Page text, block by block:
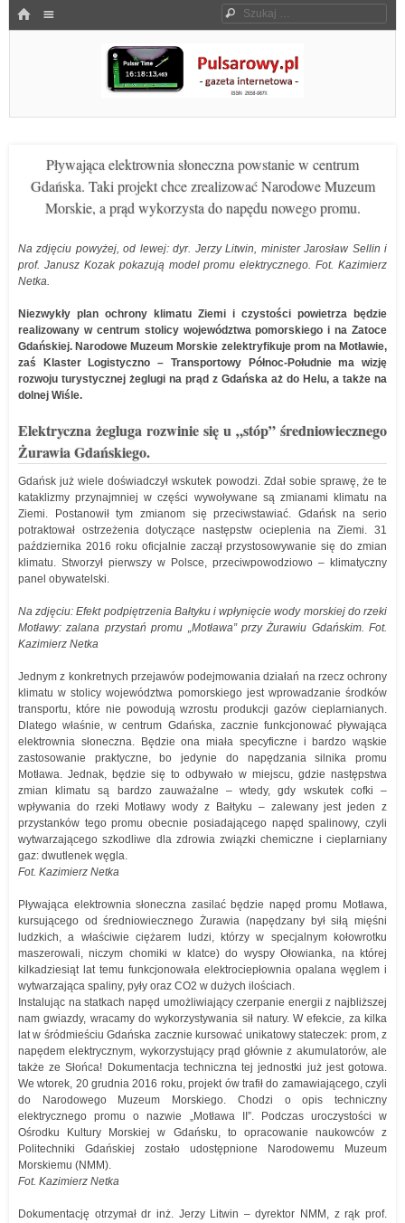
HOME Szukaj
Pulsarowy.pl
Pływająca elektrownia słoneczna powstanie w centrum
Gdańska. Taki projekt chce zrealizować Narodowe Muzeum
Morskie, a prąd wykorzysta do napędu nowego promu.
Na zdjęciu powyżej, od lewej: dyr. Jerzy Litwin, minister Jarosław Sellin i
prof. Janusz Kozak pokazują model promu elektrycznego. Fot. Kazimierz
Netka.
Niezwykły plan ochrony klimatu Ziemi i czystości powietrza będzie
realizowany w centrum stolicy województwa pomorskiego i na Zatoce
Gdańskiej. Narodowe Muzeum Morskie zelektryfikuje prom na Motławie,
zaś Klaster Logistyczno – Transportowy Północ-Południe ma wizję
rozwoju turystycznej żeglugi na prąd z Gdańska aż do Helu, a także na
dolnej Wiśle.
Elektryczna żegluga rozwinie się u „stóp” średniowiecznego
Żurawia Gdańskiego.
Gdańsk już wiele doświadczył wskutek powodzi. Zdał sobie sprawę, że te
kataklizmy przynajmniej w części wywoływane są zmianami klimatu na
Ziemi. Postanowił tym zmianom się przeciwstawiać. Gdańsk na serio
potraktował ostrzeżenia dotyczące następstw ocieplenia na Ziemi. 31
października 2016 roku oficjalnie zaczął przystosowywanie się do zmian
klimatu. Stworzył pierwszy w Polsce, przeciwpowodziowo – klimatyczny
panel obywatelski.
Na zdjęciu: Efekt podpiętrzenia Bałtyku i wpłynięcie wody morskiej do rzeki
Motławy: zalana przystań promu „Motława” przy Żurawiu Gdańskim. Fot.
Kazimierz Netka
Jednym z konkretnych przejawów podejmowania działań na rzecz ochrony
klimatu w stolicy województwa pomorskiego jest wprowadzanie środków
transportu, które nie powodują wzrostu produkcji gazów cieplarnianych.
Dlatego właśnie, w centrum Gdańska, zacznie funkcjonować pływająca
elektrownia słoneczna. Będzie ona miała specyficzne i bardzo wąskie
zastosowanie praktyczne, bo jedynie do napędzania silnika promu
Motława. Jednak, będzie się to odbywało w miejscu, gdzie następstwa
zmian klimatu są bardzo zauważalne – wtedy, gdy wskutek cofki –
wpływania do rzeki Motławy wody z Bałtyku – zalewany jest jeden z
przystanków tego promu obecnie posiadającego napęd spalinowy, czyli
wytwarzającego szkodliwe dla zdrowia związki chemiczne i cieplarniany
gaz: dwutlenek węgla.
Fot. Kazimierz Netka
Pływająca elektrownia słoneczna zasilać będzie napęd promu Motława,
kursującego od średniowiecznego Żurawia (napędzany był siłą mięśni
ludzkich, a właściwie ciężarem ludzi, którzy w specjalnym kołowrotku
maszerowali, niczym chomiki w klatce) do wyspy Ołowianka, na której
kilkadziesiąt lat temu funkcjonowała elektrociepłownia opalana węglem i
wytwarzająca spaliny, pyły oraz CO2 w dużych ilościach.
Instalując na statkach napęd umożliwiający czerpanie energii z najbliższej
nam gwiazdy, wracamy do wykorzystywania sił natury. W efekcie, za kilka
lat w śródmieściu Gdańska zacznie kursować unikatowy stateczek: prom, z
napędem elektrycznym, wykorzystujący prąd głównie z akumulatorów, ale
także ze Słońca! Dokumentacja techniczna tej jednostki już jest gotowa.
We wtorek, 20 grudnia 2016 roku, projekt ów trafił do zamawiającego, czyli
do Narodowego Muzeum Morskiego. Chodzi o opis techniczny
elektrycznego promu o nazwie „Motława II”. Podczas uroczystości w
Ośrodku Kultury Morskiej w Gdańsku, to opracowanie naukowców z
Politechniki Gdańskiej zostało udostępnione Narodowemu Muzeum
Morskiemu (NMM).
Fot. Kazimierz Netka
Dokumentację otrzymał dr inż. Jerzy Litwin – dyrektor NMM, z rąk prof.